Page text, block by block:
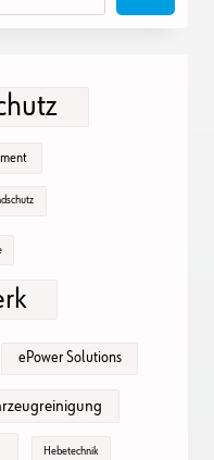
ePower Solutions
Hebetechnik